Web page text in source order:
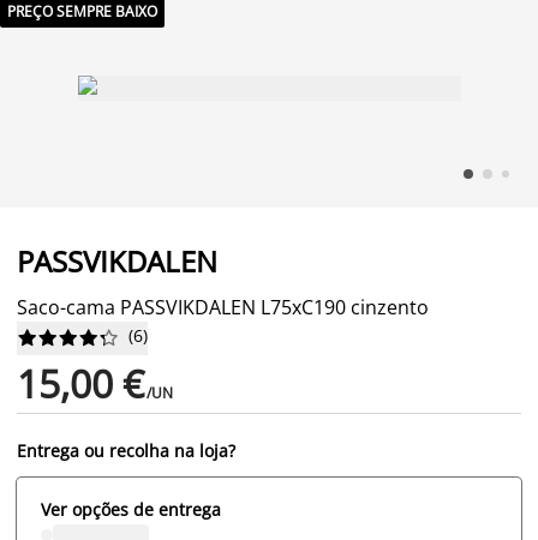
PREÇO SEMPRE BAIXO
PASSVIKDALEN
Saco-cama PASSVIKDALEN L75xC190 cinzento





 (6)
15,00 €/UN
Entrega ou recolha na loja?
Ver opções de entrega